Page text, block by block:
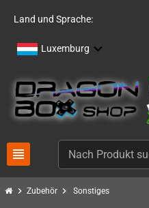
Land und Sprache:
Luxemburg
view_headline
chevron_right Zubehör chevron_right Sonstiges